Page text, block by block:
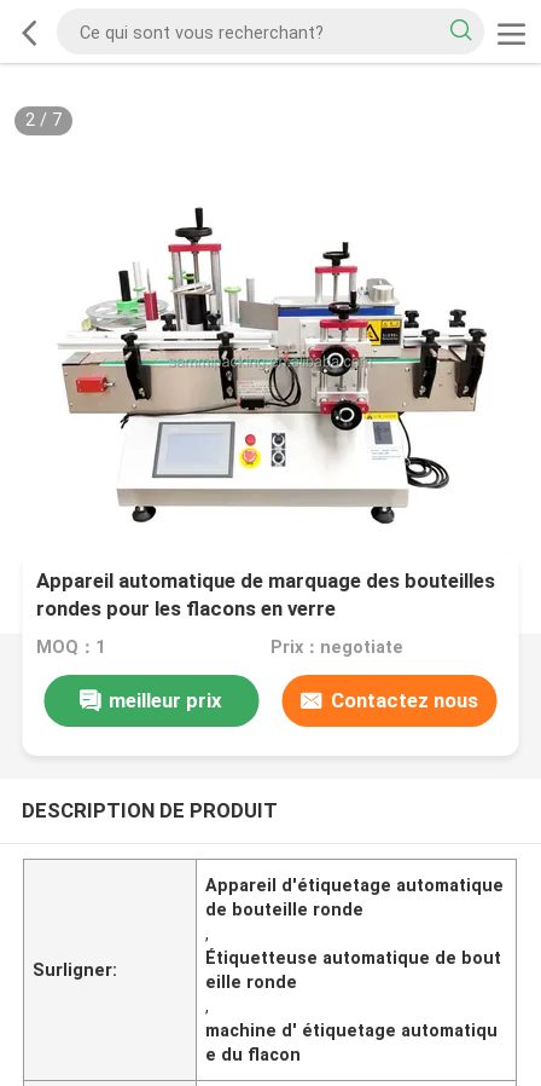
2/ 7
Appareil automatique de marquage des bouteilles
rondes pour les flacons en verre
MOQ：1 Prix：negotiate
meilleur prix Contactez nous
DESCRIPTION DE PRODUIT
Surligner:
Appareil d'étiquetage automatique
de bouteille ronde
,
Étiquetteuse automatique de bout
eille ronde
,
machine d' étiquetage automatiqu
e du flacon